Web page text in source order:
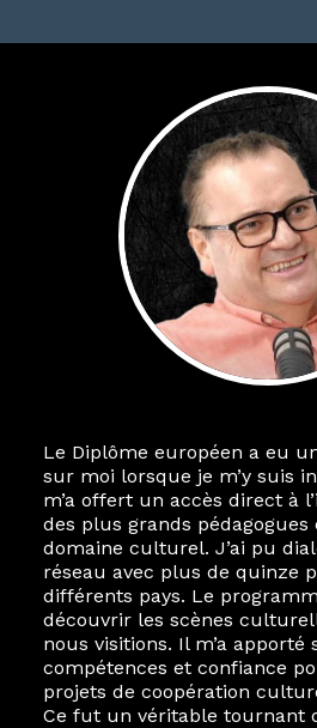
Le Diplôme européen a eu
sur moi lorsque je m’y suis
m’a offert un accès direct à
des plus grands pédagogues
domaine culturel. J’ai pu
réseau avec plus de quinze
différents pays. Le
découvrir les scènes
nous visitions. Il m’a apporté
compétences et confiance
projets de coopération
Ce fut un véritable tournant